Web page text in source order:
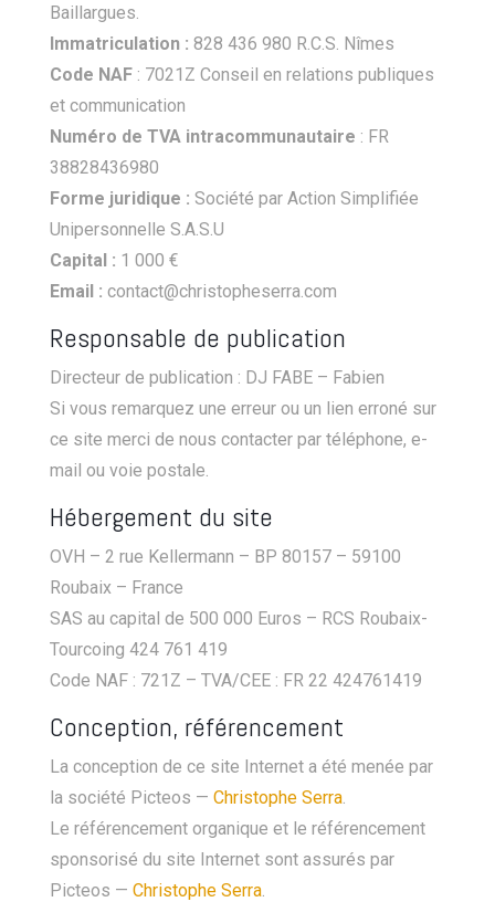
Baillargues.
Immatriculation : 828 436 980 R.C.S. Nîmes
Code NAF: 7021Z Conseil en relations publiques
et communication
Numéro de TVA intracommunautaire : FR
38828436980
Forme juridique : Société par Action Simplifiée
Unipersonnelle S.A.S.U
Capital : 1 000 €
Email : contact@christopheserra.com
Responsable de publication
Directeur de publication : DJ FABE – Fabien
Si vous remarquez une erreur ou un lien erroné sur
ce site merci de nous contacter par téléphone, e-
mail ou voie postale.
Hébergement du site
OVH – 2 rue Kellermann – BP 80157 – 59100
Roubaix – France
SAS au capital de 500 000 Euros – RCS Roubaix-
Tourcoing 424 761 419
Code NAF : 721Z – TVA/CEE : FR 22 424761419
Conception, référencement
La conception de ce site Internet a été menée par
la société Picteos — Christophe Serra.
Le référencement organique et le référencement
sponsorisé du site Internet sont assurés par
Picteos — Christophe Serra.